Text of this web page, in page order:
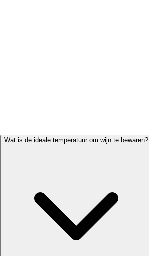
Wat is de ideale temperatuur om wijn te bewaren?